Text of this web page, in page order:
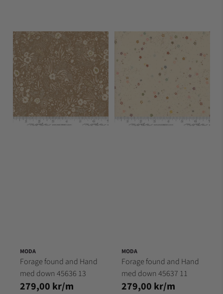
MODA
Forage found and Hand
med down 45636 13
279,00 kr/m
MODA
Forage found and Hand
med down 45637 11
279,00 kr/m